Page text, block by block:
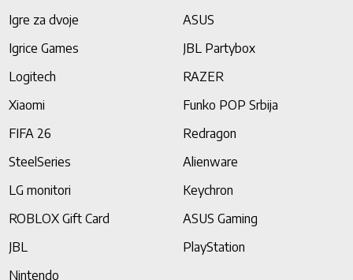
Igre za dvoje
ASUS
Igrice Games
JBL Partybox
Logitech
RAZER
Xiaomi
Funko POP Srbija
FIFA 26
Redragon
SteelSeries
Alienware
LG monitori
Keychron
ROBLOX Gift Card
ASUS Gaming
JBL
PlayStation
Nintendo